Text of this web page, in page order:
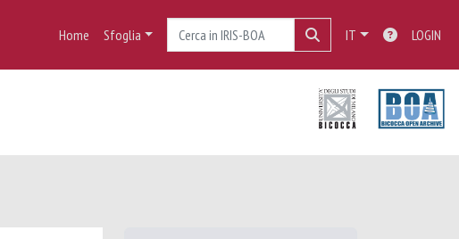
Home Sfoglia IT LOGIN